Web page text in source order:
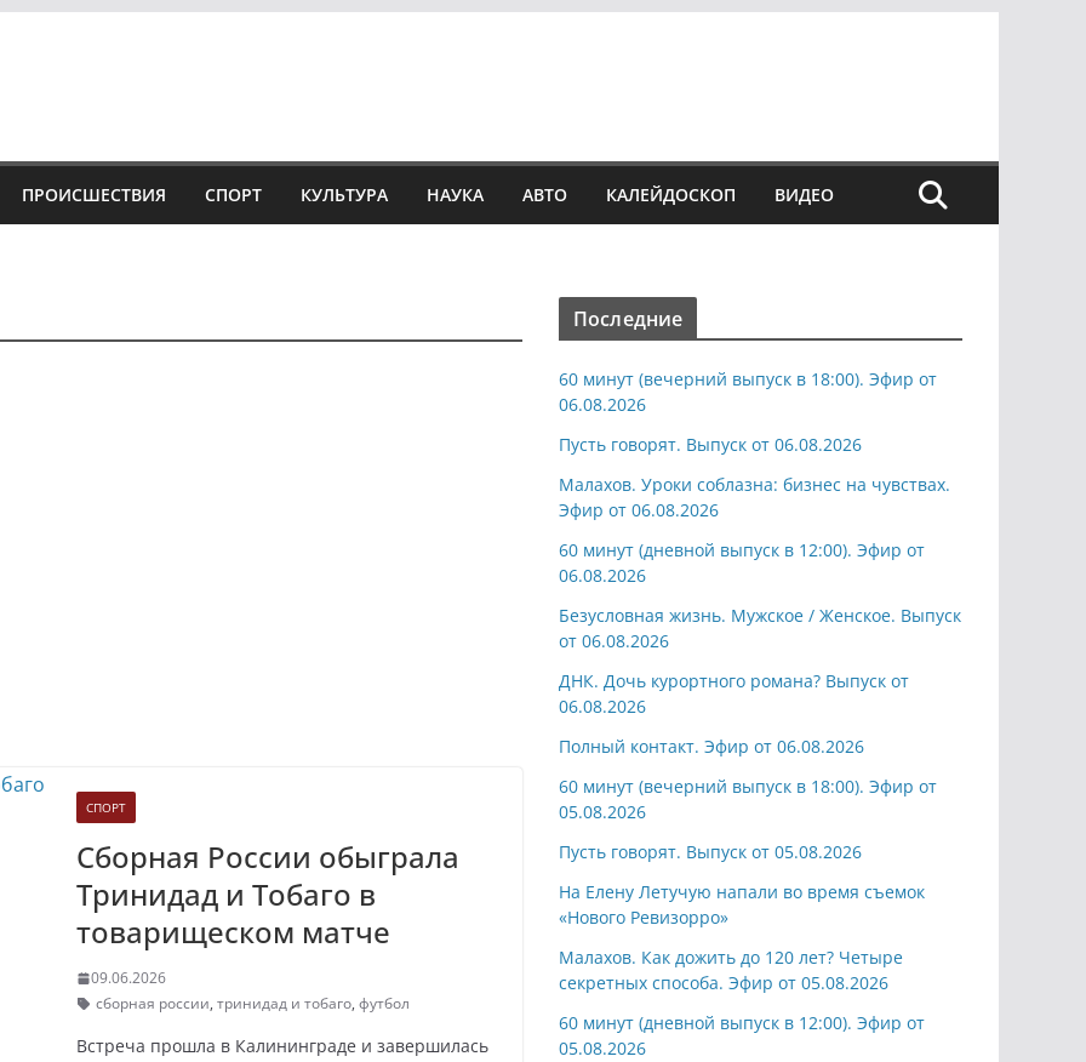
ПРОИСШЕСТВИЯ СПОРТ КУЛЬТУРА НАУКА АВТО КАЛЕЙДОСКОП ВИДЕО
СПОРТ
Сборная России обыграла
Тринидад и Тобаго в
товарищеском матче
09.06.2026
сборная россии, тринидад и тобаго, футбол
Встреча прошла в Калининграде и завершилась
Последние
60 минут (вечерний выпуск в 18:00). Эфир от
06.08.2026
Пусть говорят. Выпуск от 06.08.2026
Малахов. Уроки соблазна: бизнес на чувствах.
Эфир от 06.08.2026
60 минут (дневной выпуск в 12:00). Эфир от
06.08.2026
Безусловная жизнь. Мужское / Женское. Выпуск
от 06.08.2026
ДНК. Дочь курортного романа? Выпуск от
06.08.2026
Полный контакт. Эфир от 06.08.2026
60 минут (вечерний выпуск в 18:00). Эфир от
05.08.2026
Пусть говорят. Выпуск от 05.08.2026
На Елену Летучую напали во время съемок
«Нового Ревизорро»
Малахов. Как дожить до 120 лет? Четыре
секретных способа. Эфир от 05.08.2026
60 минут (дневной выпуск в 12:00). Эфир от
05.08.2026